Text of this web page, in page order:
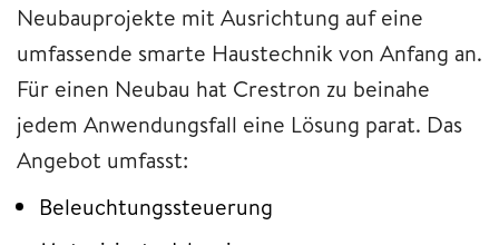
Neubauprojekte mit Ausrichtung auf eine
umfassende smarte Haustechnik von Anfang an.
Für einen Neubau hat Crestron zu beinahe
jedem Anwendungsfall eine Lösung parat. Das
Angebot umfasst:
Beleuchtungssteuerung